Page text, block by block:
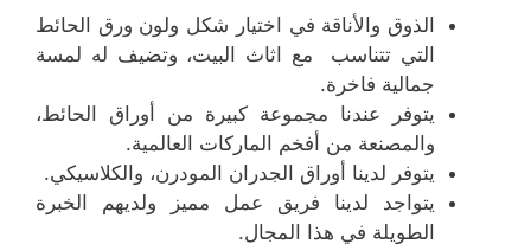
الذوق والأناقة في اختيار شكل ولون ورق الحائط
التي تتناسب مع اثاث البيت، وتضيف له لمسة
جمالية فاخرة.
يتوفر عندنا مجموعة كبيرة من أوراق الحائط،
والمصنعة من أفخم الماركات العالمية.
يتوفر لدينا أوراق الجدران المودرن، والكلاسيكي.
يتواجد لدينا فريق عمل مميز ولديهم الخبرة
الطويلة في هذا المجال.